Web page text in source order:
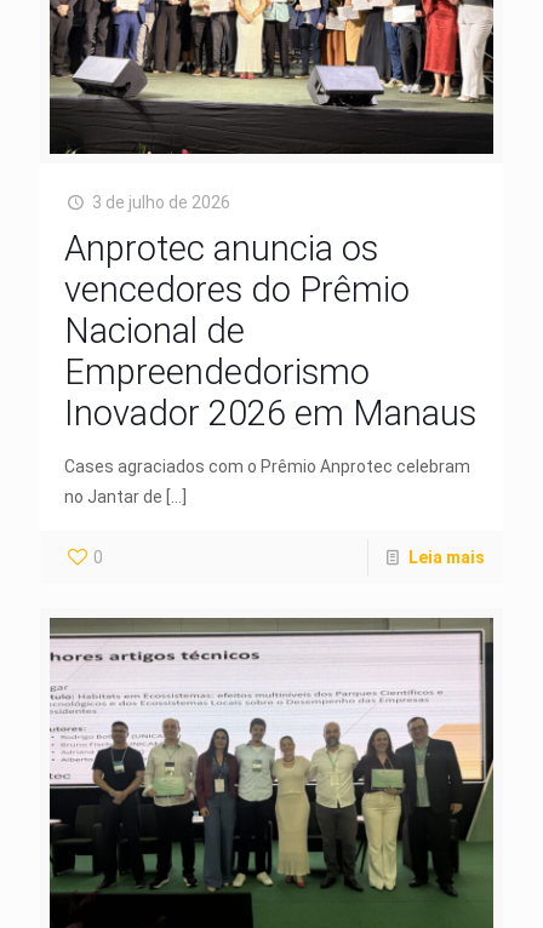
3 de julho de 2026
Anprotec anuncia os
vencedores do Prêmio
Nacional de
Empreendedorismo
Inovador 2026 em Manaus
Cases agraciados com o Prêmio Anprotec celebram
no Jantar de […]
0 Leia mais